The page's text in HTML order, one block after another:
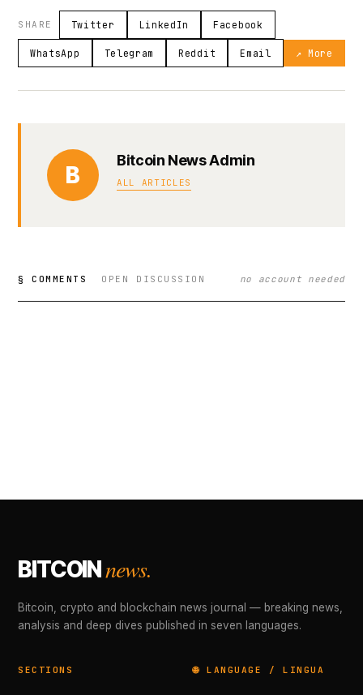
SHARE Twitter LinkedIn Facebook
WhatsApp Telegram Reddit Email ↗ More
B
Bitcoin News Admin
ALL ARTICLES
§ COMMENTS OPEN DISCUSSION no account needed
BITCOINnews.
Bitcoin, crypto and blockchain news journal — breaking news,
analysis and deep dives published in seven languages.
SECTIONS 🌐 LANGUAGE / LINGUA